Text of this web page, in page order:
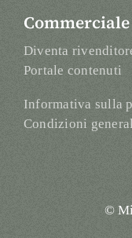
Commerciale
Diventa
Portale contenuti
Informativa sulla
Condizioni
©